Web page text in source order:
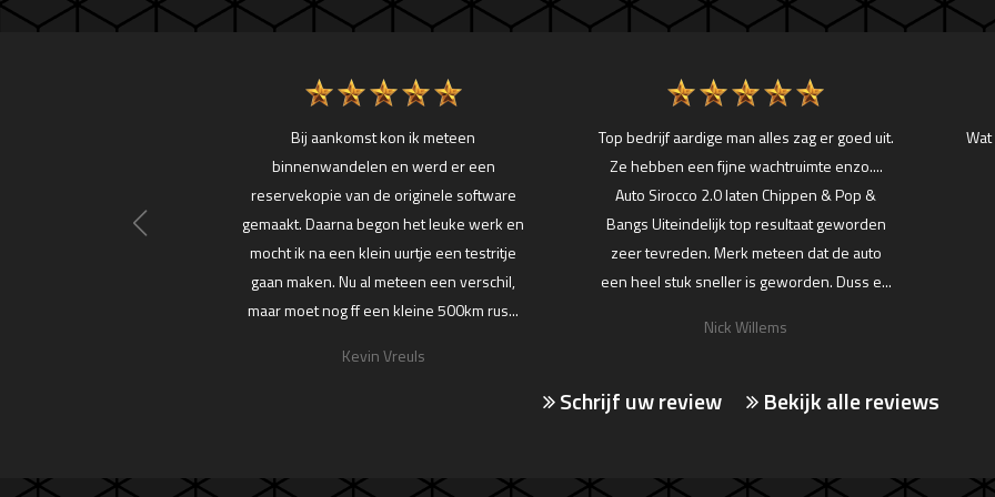
Soft uitgekomen op
Bij aankomst kon ik meteen
binnenwandelen en werd er een
reservekopie van de originele software
gemaakt. Daarna begon het leuke werk en
mocht ik na een klein uurtje een testritje
gaan maken. Nu al meteen een verschil,
maar moet nog ff een kleine 500km rus...
Kevin Vreuls
Top bedrijf aardige man alles zag er goed uit.
Ze hebben een fijne wachtruimte enzo....
Auto Sirocco 2.0 laten Chippen & Pop &
Bangs Uiteindelijk top resultaat geworden
zeer tevreden. Merk meteen dat de auto
een heel stuk sneller is geworden. Duss e...
Nick Willems
Schrijf uw review Bekijk alle reviews